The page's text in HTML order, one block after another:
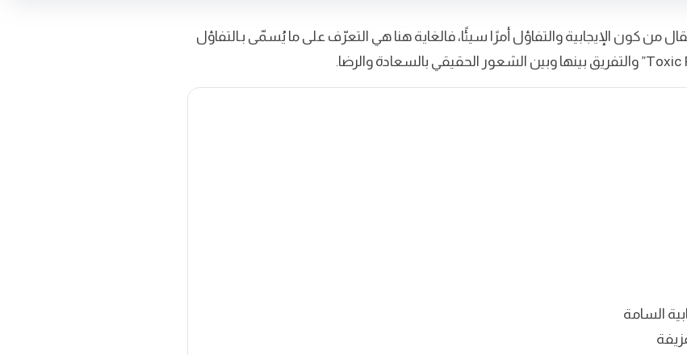
من كون الإيجابية والتفاؤل أمرًا سيئًا، فالغاية هنا هي التعرّف على ما يُسمّى بـالتفاؤل
السامة